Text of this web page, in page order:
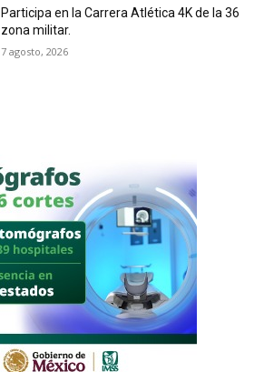
Participa en la Carrera Atlética 4K de la 36
zona militar.
7 agosto, 2026